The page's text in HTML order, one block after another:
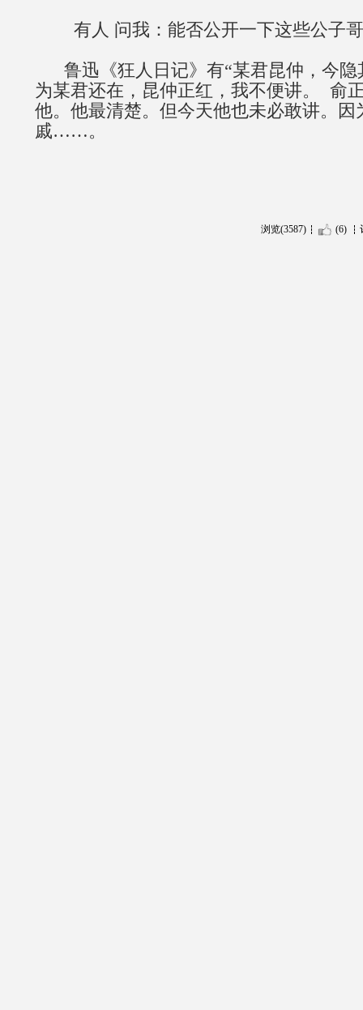
有人 问我：能否公开一下这些公子
鲁迅《狂人日记》有“某君昆仲，今隐
为某君还在，昆仲正红，我不便讲。
俞
他。他最清楚。但今天他也未必敢讲。因
戚……。
浏览(3587) (6)